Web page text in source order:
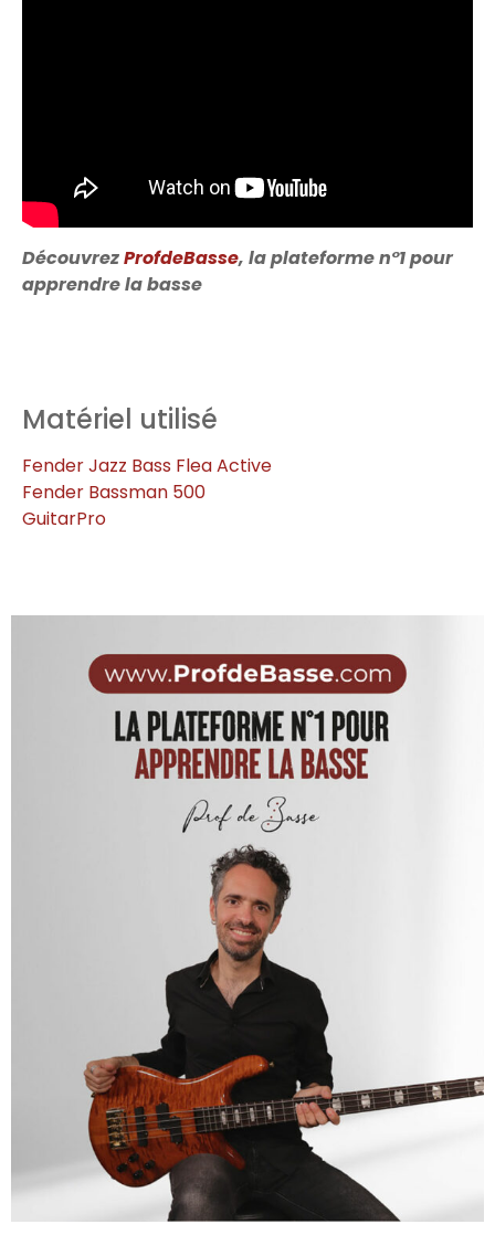
DécouvrezProfdeBasse, la plateforme n°1 pour
apprendre la basse
Matériel utilisé
Fender Jazz Bass Flea Active
Fender Bassman 500
GuitarPro